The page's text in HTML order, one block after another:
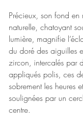
Précieux, son fond
naturelle, chatoyant
lumière, magnifie
du doré des aiguilles
zircon, intercalés par
appliqués polis, ces
sobrement les heures
soulignées par un
centre.